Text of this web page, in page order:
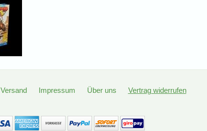
Versand Impressum Über uns Vertrag widerrufen